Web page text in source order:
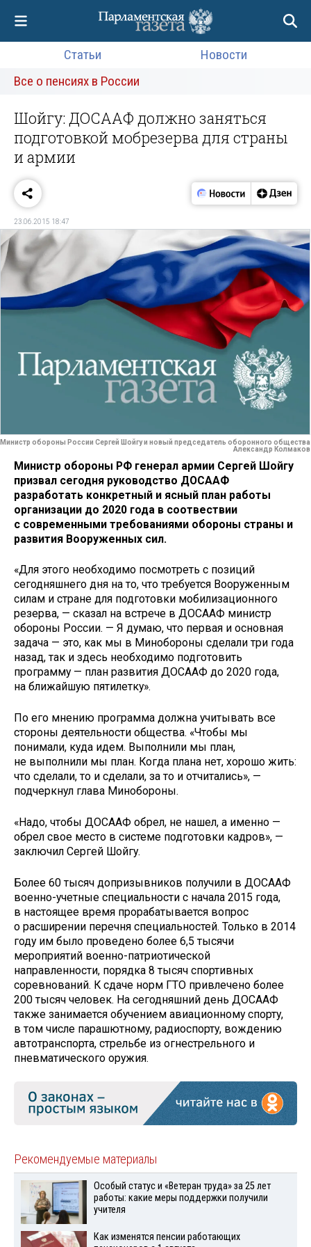
Статьи
Новости
Все о пенсиях в России
Шойгу: ДОСААФ должно заняться
подготовкой мобрезерва для страны
и армии
23.06.2015 18:47
Министр обороны России Сергей Шойгу и новый председатель оборонного общества
Александр Колмаков
Министр обороны РФ генерал армии Сергей Шойгу
призвал сегодня руководство ДОСААФ
разработать конкретный и ясный план работы
организации до 2020 года в соотвествии
с современными требованиями обороны страны и
развития Вооруженных сил.
«Для этого необходимо посмотреть с позиций
сегодняшнего дня на то, что требуется Вооруженным
силам и стране для подготовки мобилизационного
резерва, — сказал на встрече в ДОСААФ министр
обороны России. — Я думаю, что первая и основная
задача — это, как мы в Минобороны сделали три года
назад, так и здесь необходимо подготовить
программу — план развития ДОСААФ до 2020 года,
на ближайшую пятилетку».
По его мнению программа должна учитывать все
стороны деятельности общества. «Чтобы мы
понимали, куда идем. Выполнили мы план,
не выполнили мы план. Когда плана нет, хорошо жить:
что сделали, то и сделали, за то и отчитались», —
подчеркнул глава Минобороны.
«Надо, чтобы ДОСААФ обрел, не нашел, а именно —
обрел свое место в системе подготовки кадров», —
заключил Сергей Шойгу.
Более 60 тысяч допризывников получили в ДОСААФ
военно-учетные специальности с начала 2015 года,
в настоящее время прорабатывается вопрос
о расширении перечня специальностей. Только в 2014
году им было проведено более 6,5 тысячи
мероприятий военно-патриотической
направленности, порядка 8 тысяч спортивных
соревнований. К сдаче норм ГТО привлечено более
200 тысяч человек. На сегодняшний день ДОСААФ
также занимается обучением авиационному спорту,
в том числе парашютному, радиоспорту, вождению
автотранспорта, стрельбе из огнестрельного и
пневматического оружия.
Рекомендуемые материалы
Особый статус и «Ветеран труда» за 25 лет
работы: какие меры поддержки получили
учителя
Как изменятся пенсии работающих